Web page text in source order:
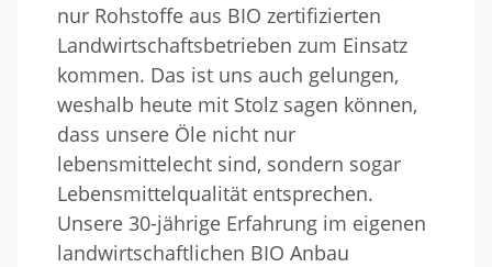
nur Rohstoffe aus BIO zertifizierten
Landwirtschaftsbetrieben zum Einsatz
kommen. Das ist uns auch gelungen,
weshalb heute mit Stolz sagen können,
dass unsere Öle nicht nur
lebensmittelecht sind, sondern sogar
Lebensmittelqualität entsprechen.
Unsere 30-jährige Erfahrung im eigenen
landwirtschaftlichen BIO Anbau